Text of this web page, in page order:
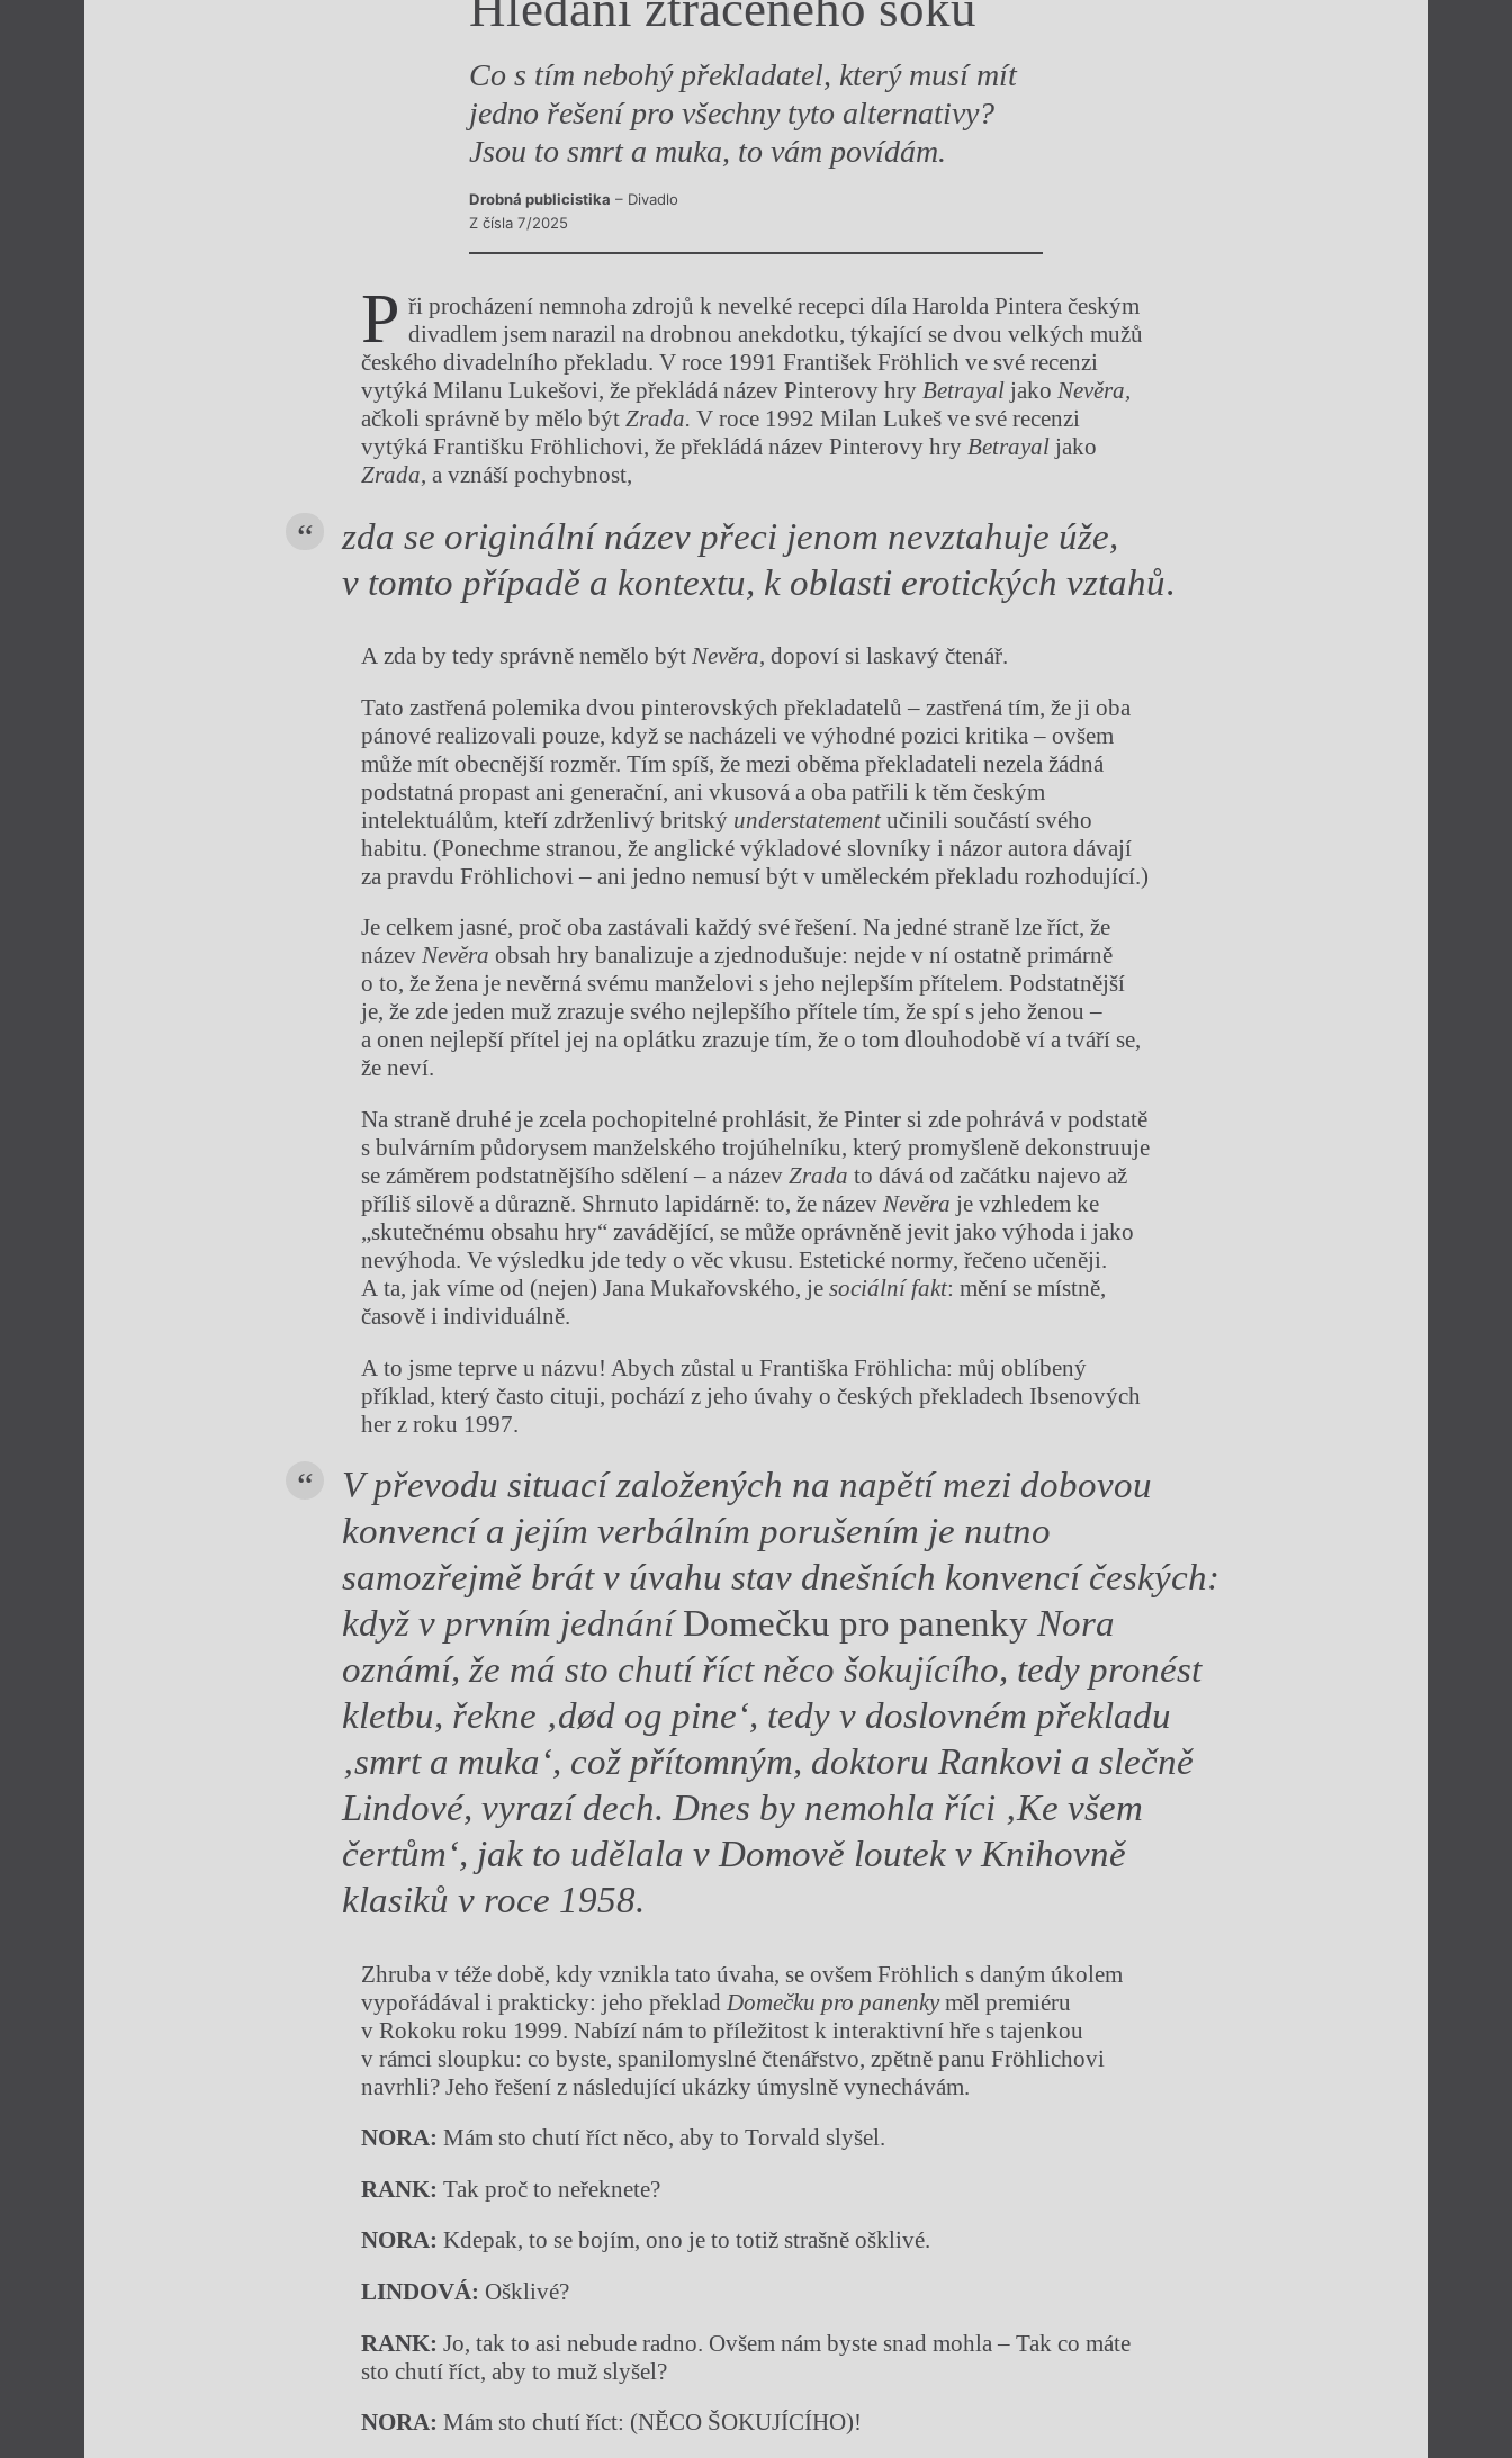
Výroční ceny
Co s tím nebohý překladatel, který musí mít
jedno řešení pro všechny tyto alternativy?
Jsou to smrt a muka, to vám povídám.
Drobná publicistika – Divadlo
Z čísla 7/2025
P ři procházení nemnoha zdrojů k nevelké recepci díla Harolda Pintera českým
divadlem jsem narazil na drobnou anekdotku, týkající se dvou velkých mužů
českého divadelního překladu. V roce 1991 František Fröhlich ve své recenzi
vytýká Milanu Lukešovi, že překládá název Pinterovy hry Betrayal jako Nevěra,
ačkoli správně by mělo býtZrada.V roce 1992 Milan Lukeš ve své recenzi
vytýká Františku Fröhlichovi, že překládá název Pinterovy hry Betrayal jako
Zrada, a vznáší pochybnost,
zda se originální název přeci jenom nevztahuje úže,
v tomto případě a kontextu, k oblasti erotických vztahů.
A zda by tedy správně nemělo být Nevěra, dopoví si laskavý čtenář.
Tato zastřená polemika dvou pinterovských překladatelů – zastřená tím, že ji oba
pánové realizovali pouze, když se nacházeli ve výhodné pozici kritika – ovšem
může mít obecnější rozměr. Tím spíš, že mezi oběma překladateli nezela žádná
podstatná propast ani generační, ani vkusová a oba patřili k těm českým
intelektuálům, kteří zdrženlivý britský understatement učinili součástí svého
habitu. (Ponechme stranou, že anglické výkladové slovníky i názor autora dávají
za pravdu Fröhlichovi – ani jedno nemusí být v uměleckém překladu rozhodující.)
Je celkem jasné, proč oba zastávali každý své řešení. Na jedné straně lze říct, že
název Nevěraobsah hry banalizuje a zjednodušuje: nejde v ní ostatně primárně
o to, že žena je nevěrná svému manželovi s jeho nejlepším přítelem. Podstatnější
je, že zde jeden muž zrazuje svého nejlepšího přítele tím, že spí s jeho ženou –
a onen nejlepší přítel jej na oplátku zrazuje tím, že o tom dlouhodobě ví a tváří se,
že neví.
Na straně druhé je zcela pochopitelné prohlásit, že Pinter si zde pohrává v podstatě
s bulvárním půdorysem manželského trojúhelníku, který promyšleně dekonstruuje
se záměrem podstatnějšího sdělení – a názevZradato dává od začátku najevo až
příliš silově a důrazně. Shrnuto lapidárně: to, že název Nevěra je vzhledem ke
„skutečnému obsahu hry“ zavádějící, se může oprávněně jevit jako výhoda i jako
nevýhoda. Ve výsledku jde tedy o věc vkusu. Estetické normy, řečeno učeněji.
A ta, jak víme od (nejen) Jana Mukařovského, jesociálnífakt: mění se místně,
časově i individuálně.
A to jsme teprve u názvu! Abych zůstal u Františka Fröhlicha: můj oblíbený
příklad, který často cituji, pochází z jeho úvahy o českých překladech Ibsenových
her z roku 1997.
V převodu situací založených na napětí mezi dobovou
konvencí a jejím verbálním porušením je nutno
samozřejmě brát v úvahu stav dnešních konvencí českých:
když v prvním jednáníDomečku pro panenky Nora
oznámí, že má sto chutí říct něco šokujícího, tedy pronést
kletbu, řekne ‚død og pine‘, tedy v doslovném překladu
‚smrt a muka‘, což přítomným, doktoru Rankovi a slečně
Lindové, vyrazí dech. Dnes by nemohla říci ‚Ke všem
čertům‘, jak to udělala v Domově loutek v Knihovně
klasiků v roce 1958.
Zhruba v téže době, kdy vznikla tato úvaha, se ovšem Fröhlich s daným úkolem
vypořádával i prakticky: jeho překlad Domečku pro panenkyměl premiéru
v Rokoku roku 1999. Nabízí nám to příležitost k interaktivní hře s tajenkou
v rámci sloupku: co byste, spanilomyslné čtenářstvo, zpětně panu Fröhlichovi
navrhli? Jeho řešení z následující ukázky úmyslně vynechávám.
NORA: Mám sto chutí říct něco, aby to Torvald slyšel.
RANK: Tak proč to neřeknete?
NORA: Kdepak, to se bojím, ono je to totiž strašně ošklivé.
LINDOVÁ: Ošklivé?
RANK: Jo, tak to asi nebude radno. Ovšem nám byste snad mohla – Tak co máte
sto chutí říct, aby to muž slyšel?
NORA: Mám sto chutí říct: (NĚCO ŠOKUJÍCÍHO)!